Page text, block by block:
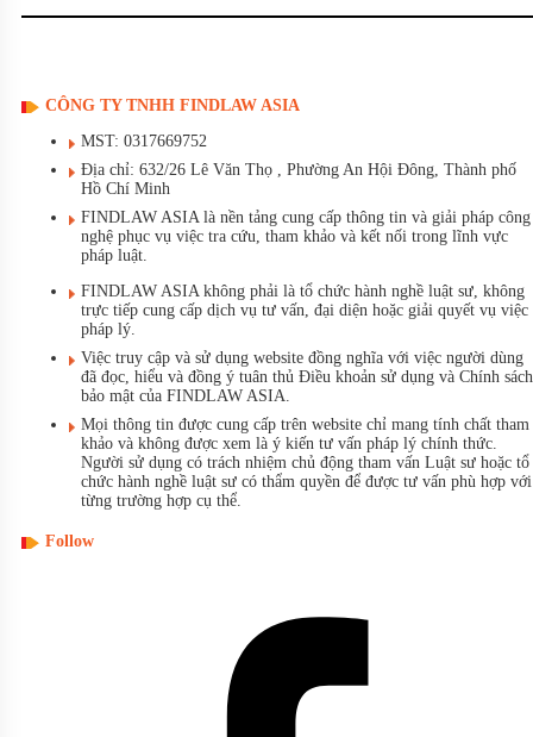
CÔNG TY TNHH FINDLAW ASIA
MST: 0317669752
Địa chỉ: 632/26 Lê Văn Thọ , Phường An Hội Đông, Thành phố
Hồ Chí Minh
FINDLAW ASIA là nền tảng cung cấp thông tin và giải pháp công
nghệ phục vụ việc tra cứu, tham khảo và kết nối trong lĩnh vực
pháp luật.
FINDLAW ASIA không phải là tổ chức hành nghề luật sư, không
trực tiếp cung cấp dịch vụ tư vấn, đại diện hoặc giải quyết vụ việc
pháp lý.
Việc truy cập và sử dụng website đồng nghĩa với việc người dùng
đã đọc, hiểu và đồng ý tuân thủ Điều khoản sử dụng và Chính sách
bảo mật của FINDLAW ASIA.
Mọi thông tin được cung cấp trên website chỉ mang tính chất tham
khảo và không được xem là ý kiến tư vấn pháp lý chính thức.
Người sử dụng có trách nhiệm chủ động tham vấn Luật sư hoặc tổ
chức hành nghề luật sư có thẩm quyền để được tư vấn phù hợp với
từng trường hợp cụ thể.
Follow